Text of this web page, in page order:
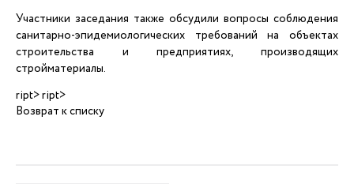
Участники заседания также обсудили вопросы соблюдения
санитарно-эпидемиологических требований на объектах
строительства и предприятиях, производящих
стройматериалы.
ript> ript>
Возврат к списку